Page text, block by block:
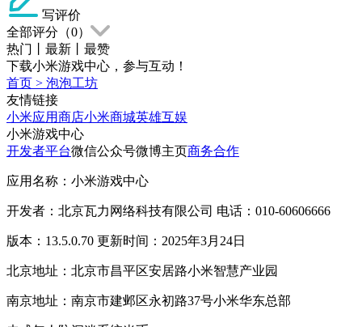
写评价
全部评分（0）
热门
最新
最赞
下载小米游戏中心，参与互动！
首页 > 泡泡工坊
友情链接
小米应用商店小米商城英雄互娱
小米游戏中心
开发者平台微信公众号微博主页商务合作
应用名称：小米游戏中心
开发者：北京瓦力网络科技有限公司 电话：010-60606666
版本：13.5.0.70 更新时间：2025年3月24日
北京地址：北京市昌平区安居路小米智慧产业园
南京地址：南京市建邺区永初路37号小米华东总部